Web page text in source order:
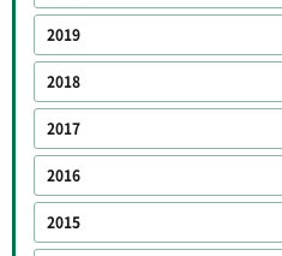
2019
2018
2017
2016
2015